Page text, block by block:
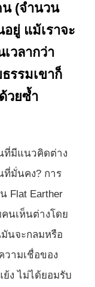
(จำนวน
ยู่ แม้เราจะ
วลากว่า
รรมเขาก็
วยซ้ำ
ที่มีแนวคิดต่าง
มั่นคง? การ
Flat Earther
นเห็นต่างโดย
นจะกลมหรือ
ามเชื่อของ
ง ไม่ได้ยอมรับ